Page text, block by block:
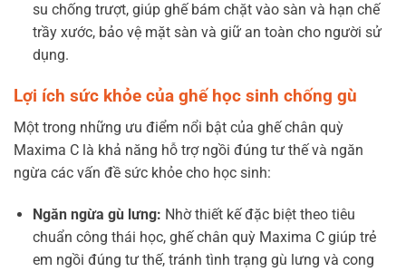
su chống trượt, giúp ghế bám chặt vào sàn và hạn chế
trầy xước, bảo vệ mặt sàn và giữ an toàn cho người sử
dụng.
Lợi ích sức khỏe của ghế học sinh chống gù
Một trong những ưu điểm nổi bật của ghế chân quỳ
Maxima C là khả năng hỗ trợ ngồi đúng tư thế và ngăn
ngừa các vấn đề sức khỏe cho học sinh:
Ngăn ngừa gù lưng: Nhờ thiết kế đặc biệt theo tiêu
chuẩn công thái học, ghế chân quỳ Maxima C giúp trẻ
em ngồi đúng tư thế, tránh tình trạng gù lưng và cong